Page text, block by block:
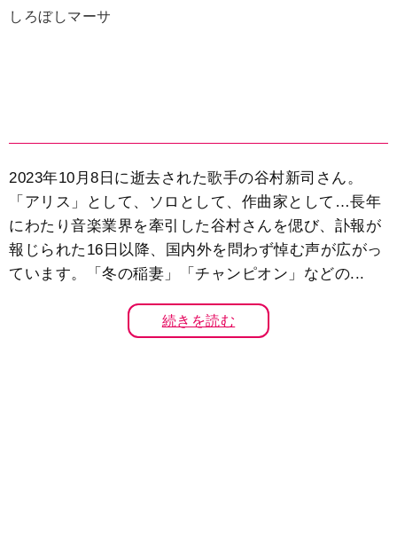
しろぼしマーサ
2023年10月8日に逝去された歌手の谷村新司さん。
「アリス」として、ソロとして、作曲家として…長年
にわたり音楽業界を牽引した谷村さんを偲び、訃報が
報じられた16日以降、国内外を問わず悼む声が広がっ
ています。「冬の稲妻」「チャンピオン」などの...
続きを読む